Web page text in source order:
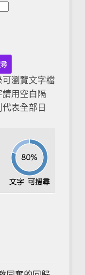
瀏覽文字檔
用空白隔
表全部日